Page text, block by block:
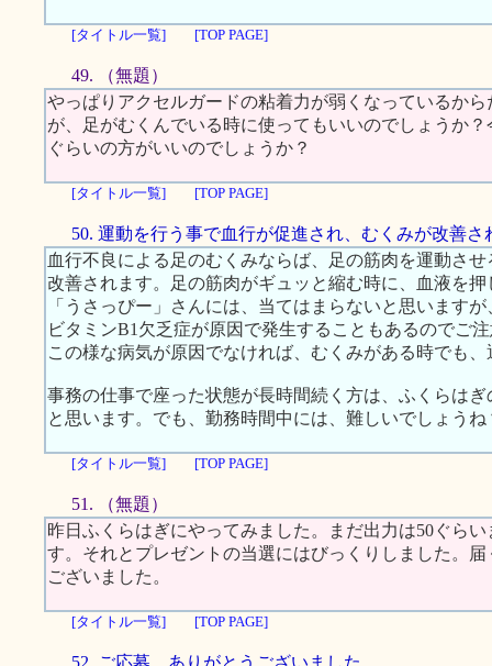
[タイトル一覧] [TOP PAGE]
49. （無題）
やっぱりアクセルガードの粘着力が弱くなっているか
が、足がむくんでいる時に使ってもいいのでしょうか
ぐらいの方がいいのでしょうか？
[タイトル一覧] [TOP PAGE]
50. 運動を行う事で血行が促進され、むくみが改善さ
血行不良による足のむくみならば、足の筋肉を運動さ
改善されます。足の筋肉がギュッと縮む時に、血液を
「うさっぴー」さんには、当てはまらないと思います
ビタミンB1欠乏症が原因で発生することもあるのでご
この様な病気が原因でなければ、むくみがある時でも
事務の仕事で座った状態が長時間続く方は、ふくらは
と思います。でも、勤務時間中には、難しいでしょうね
[タイトル一覧] [TOP PAGE]
51. （無題）
昨日ふくらはぎにやってみました。まだ出力は50ぐら
す。それとプレゼントの当選にはびっくりしました。
ございました。
[タイトル一覧] [TOP PAGE]
52. ご応募、ありがとうございました